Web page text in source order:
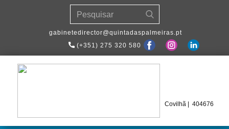
​gabinetedirector@quintadaspalmeiras.pt
(+351) 275 320 580
Covilhã | 404676